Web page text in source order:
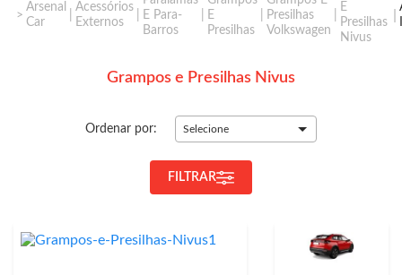
Arsenal
Car
Acessórios
Externos
E Para-
Barros
E
Presilhas
Presilhas
Volkswagen
E
Presilhas
Nivus
Grampos e Presilhas Nivus
Ordenar por: Selecione
FILTRAR